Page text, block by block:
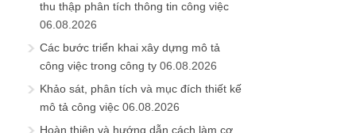
thu thập phân tích thông tin công việc
06.08.2026
Các bước triển khai xây dựng mô tả
công việc trong công ty 06.08.2026
Khảo sát, phân tích và mục đích thiết kế
mô tả công việc 06.08.2026
Hoàn thiện và hướng dẫn cách làm cơ